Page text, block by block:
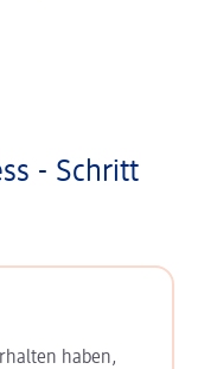
- Schritt
haben,